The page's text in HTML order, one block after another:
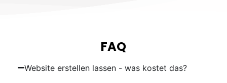
FAQ
Website erstellen lassen - was kostet das?